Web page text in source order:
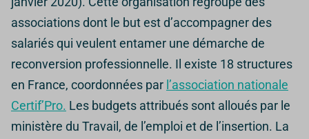
associations dont le but est d’accompagner des
salariés qui veulent entamer une démarche de
reconversion professionnelle. Il existe 18 structures
en France, coordonnées par l’association nationale
Certif’Pro. Les budgets attribués sont alloués par le
ministère du Travail, de l’emploi et de l’insertion. La